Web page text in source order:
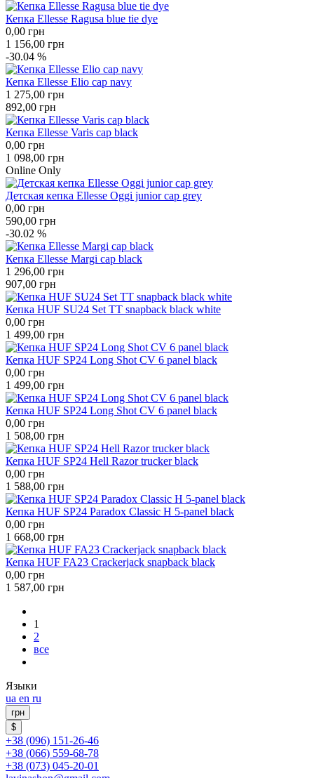
Кепка Ellesse Ragusa blue tie dye
0,00 грн
1 156,00 грн
-30.04 %
Кепка Ellesse Elio cap navy
1 275,00 грн
892,00 грн
Кепка Ellesse Varis cap black
0,00 грн
1 098,00 грн
Оnline Оnly
Детская кепка Ellesse Oggi junior cap grey
0,00 грн
590,00 грн
-30.02 %
Кепка Ellesse Margi cap black
1 296,00 грн
907,00 грн
Кепка HUF SU24 Set TT snapback black white
0,00 грн
1 499,00 грн
Кепка HUF SP24 Long Shot CV 6 panel black
0,00 грн
1 499,00 грн
Кепка HUF SP24 Long Shot CV 6 panel black
0,00 грн
1 508,00 грн
Кепка HUF SP24 Hell Razor trucker black
0,00 грн
1 588,00 грн
Кепка HUF SP24 Paradox Classic H 5-panel black
0,00 грн
1 668,00 грн
Кепка HUF FA23 Crackerjack snapback black
0,00 грн
1 587,00 грн
1
2
все
Языки
ua en ru
грн
$
+38 (096) 151-26-46
+38 (066) 559-68-78
+38 (073) 045-20-01